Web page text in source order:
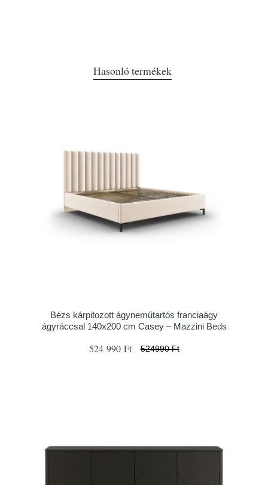
Hasonló termékek
Bézs kárpitozott ágyneműtartós franciaágy
ágyráccsal 140x200 cm Casey – Mazzini Beds
524 990 Ft 524990 Ft